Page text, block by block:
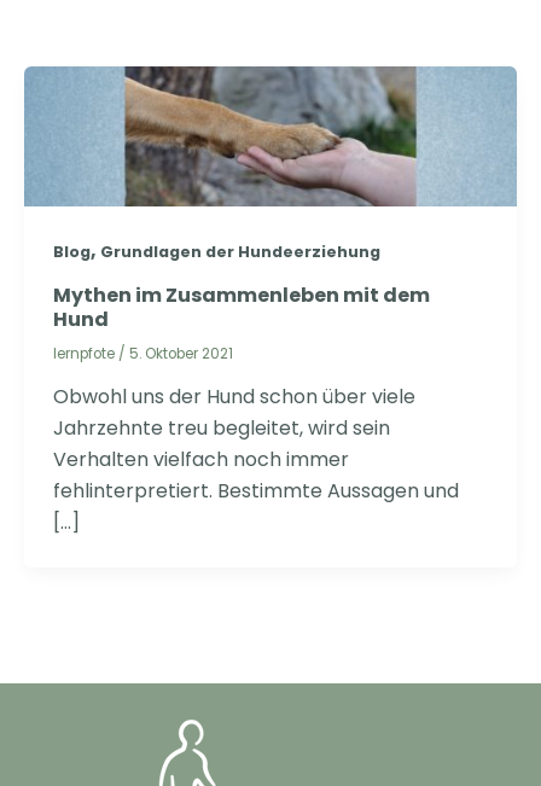
Blog, Grundlagen der Hundeerziehung
Mythen im Zusammenleben mit dem
Hund
lernpfote / 5. Oktober 2021
Obwohl uns der Hund schon über viele
Jahrzehnte treu begleitet, wird sein
Verhalten vielfach noch immer
fehlinterpretiert. Bestimmte Aussagen und
[…]